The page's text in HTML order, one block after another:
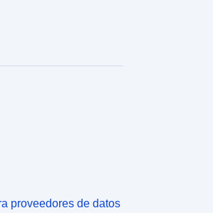
proveedores de datos